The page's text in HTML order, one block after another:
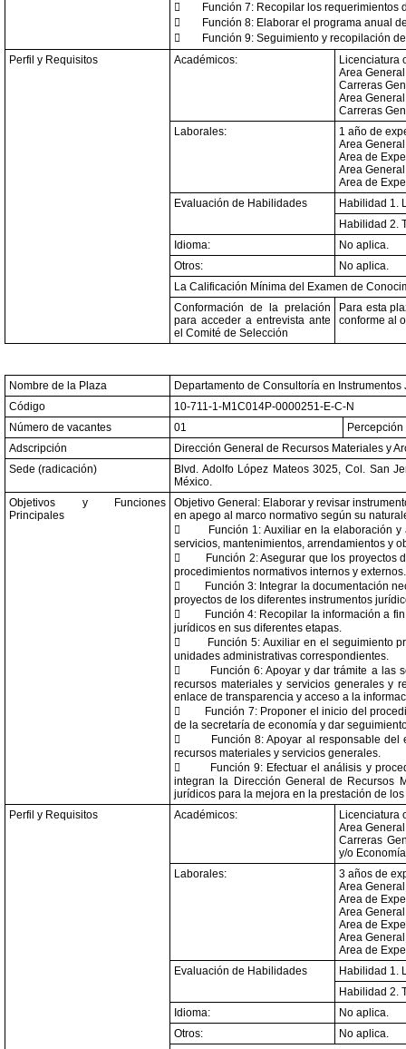

Función 7: Recopilar los

Función 8: Elaborar el programa anual

Función 9: Seguimiento y recopilación
Perfil y Requisitos
Académicos:
Licenciatura
Area
Carreras
Area
Carreras
Laborales:
1 año de
Area
Area de
Area
Area de
Evaluación de Habilidades
Habilidad 1.
Habilidad 2.
Idioma:
No aplica.
Otros:
No aplica.
La Calificación Mínima del Examen de
Conformación de la prelación
para acceder a entrevista ante
el Comité de Selección
Para esta
conforme al
Nombre de la Plaza
Departamento de Consultoría en
Código
10-711-1-M1C014P-0000251-E-C-N
Número de vacantes
01
Adscripción
Dirección General de Recursos Materiales y
Sede (radicación)
Blvd. Adolfo López Mateos 3025, Col. San
México.
Objetivos y Funciones
Principales
Objetivo General: Elaborar y revisar
en apego al marco normativo según su

Función 1: Auxiliar en la elaboración
servicios, mantenimientos, arrendamientos y

Función 2: Asegurar que los proyectos
procedimientos normativos internos y externos.

Función 3: Integrar la documentación
proyectos de los diferentes instrumentos

Función 4: Recopilar la información a
jurídicos en sus diferentes etapas.

Función 5: Auxiliar en el seguimiento
unidades administrativas correspondientes.

Función 6: Apoyar y dar trámite a las
recursos materiales y servicios generales y
enlace de transparencia y acceso a la

Función 7: Proponer el inicio del
de la secretaría de economía y dar

Función 8: Apoyar al responsable
recursos materiales y servicios generales.

Función 9: Efectuar el análisis y
integran la Dirección General de Recursos
jurídicos para la mejora en la prestación de
Perfil y Requisitos
Académicos:
Licenciatura
Area
Carreras
y/o
Laborales:
3 años de
Area
Area de
Area
Area de
Area
Area de
Evaluación de Habilidades
Habilidad 1.
Habilidad 2.
Idioma:
No aplica.
Otros:
No aplica.